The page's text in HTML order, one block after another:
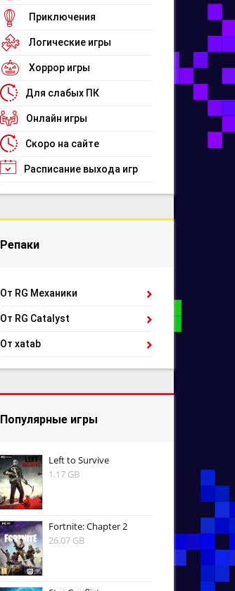
Приключения
Логические игры
Хоррор игры
Для слабых ПК
Онлайн игры
Скоро на сайте
Расписание выхода игр
Репаки
От RG Механики
От RG Catalyst
От xatab
Популярные игры
Left to Survive
1.17 GB
Fortnite: Chapter 2
26.07 GB